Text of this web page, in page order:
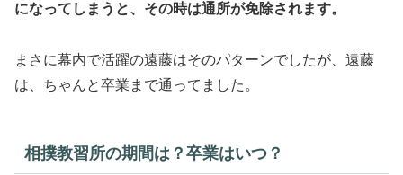
になってしまうと、その時は通所が免除されます。
まさに幕内で活躍の遠藤はそのパターンでしたが、遠藤
は、ちゃんと卒業まで通ってました。
相撲教習所の期間は？卒業はいつ？